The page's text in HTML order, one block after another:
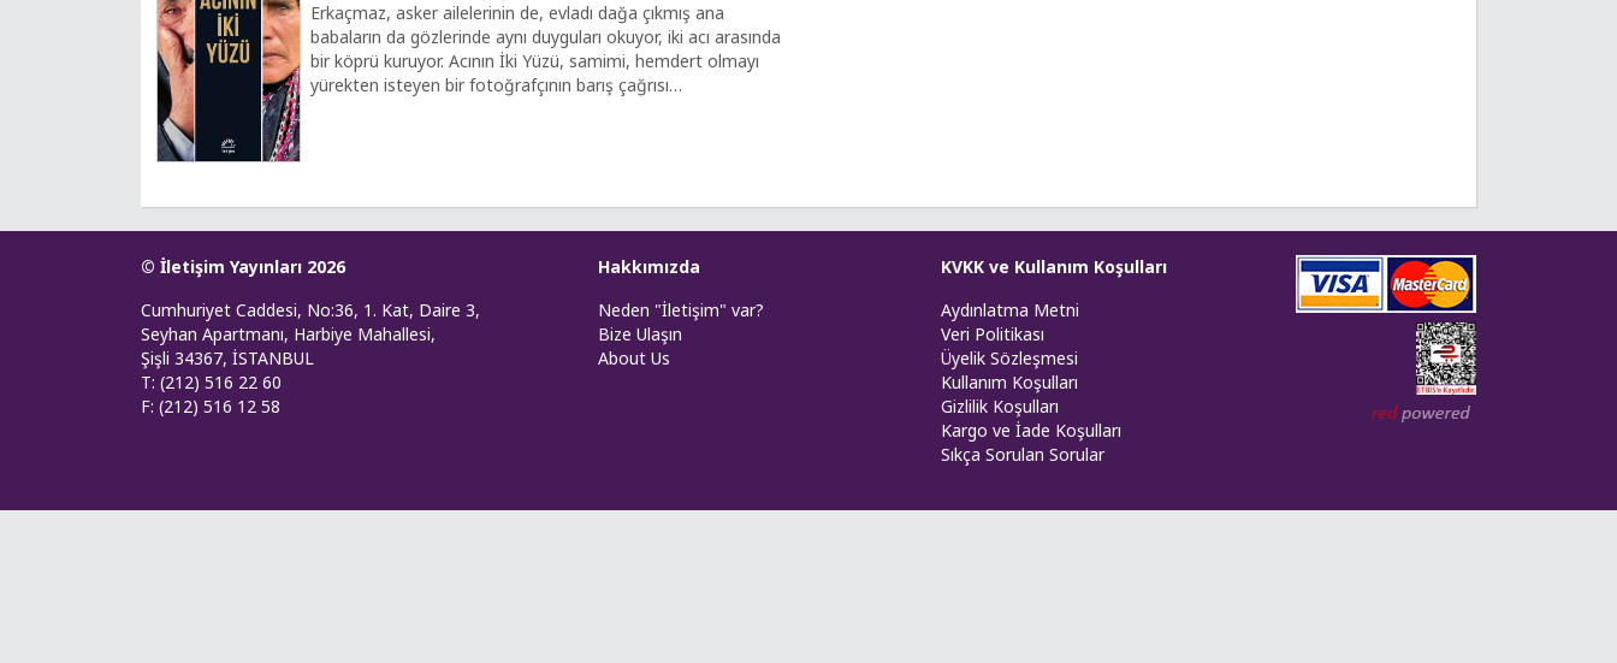
Erkaçmaz, asker ailelerinin de, evladı dağa çıkmış ana
babaların da gözlerinde aynı duyguları okuyor, iki acı arasında
bir köprü kuruyor. Acının İki Yüzü, samimi, hemdert olmayı
yürekten isteyen bir fotoğrafçının barış çağrısı…
© İletişim Yayınları 2026
Cumhuriyet Caddesi, No:36, 1. Kat, Daire 3,
Seyhan Apartmanı, Harbiye Mahallesi,
Şişli 34367, İSTANBUL
T: (212) 516 22 60
F: (212) 516 12 58
Hakkımızda
Neden "İletişim" var?
Bize Ulaşın
About Us
KVKK ve Kullanım Koşulları
Aydınlatma Metni
Veri Politikası
Üyelik Sözleşmesi
Kullanım Koşulları
Gizlilik Koşulları
Kargo ve İade Koşulları
Sıkça Sorulan Sorular
Web tasarım: Red Bilişim